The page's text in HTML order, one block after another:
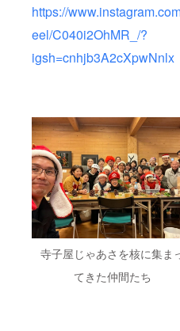
https://
eel/C040i2OhMR_/?
igsh=cnhjb3A2cXpwNnlx
寺子屋じゃあさを核に集ま
てきた仲間たち